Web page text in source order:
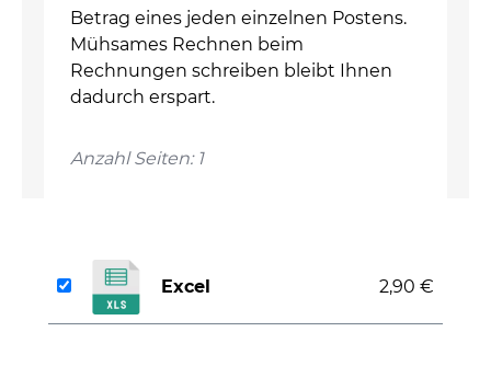
Betrag eines jeden einzelnen Postens.
Mühsames Rechnen beim
Rechnungen schreiben bleibt Ihnen
dadurch erspart.
Anzahl Seiten: 1
Excel 2,90 €